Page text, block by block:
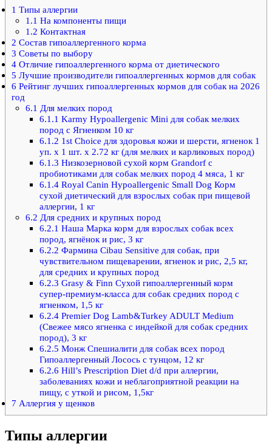
1 Типы аллергии
1.1 На компоненты пищи
1.2 Контактная
2 Состав гипоаллергенного корма
3 Советы по выбору
4 Отличие гипоаллергенного корма от диетического
5 Лучшие производители гипоаллергенных кормов для собак
6 Рейтинг лучших гипоаллергенных кормов для собак на 2026
год
6.1 Для мелких пород
6.1.1 Karmy Hypoallergenic Mini для собак мелких
пород с Ягненком 10 кг
6.1.2 1st Choice для здоровья кожи и шерсти, ягненок 1
уп. х 1 шт. х 2.72 кг (для мелких и карликовых пород)
6.1.3 Низкозерновой сухой корм Grandorf с
пробиотиками для собак мелких пород 4 мяса, 1 кг
6.1.4Royal Canin Hypoallergenic Small Dog Корм
сухой диетический для взрослых собак при пищевой
аллергии, 1 кг
6.2 Для средних и крупных пород
6.2.1 Наша Марка корм для взрослых собак всех
пород, ягнёнок и рис, 3 кг
6.2.2 Фармина Cibau Sensitive для собак, при
чувствительном пищеварении, ягненок и рис, 2,5 кг,
для средних и крупных пород
6.2.3 Grasy & Finn Сухой гипоаллергенный корм
супер-премиум-класса для собак средних пород с
ягненком, 1,5 кг
6.2.4Premier Dog Lamb&Turkey ADULT Medium
(Свежее мясо ягненка с индейкой для собак средних
пород), 3 кг
6.2.5 Монж Спешиалити для собак всех пород
Гипоаллергенный Лосось с тунцом, 12 кг
6.2.6 Нill’s Prescription Diet d/d при аллергии,
заболеваниях кожи и неблагоприятной реакции на
пищу, с уткой и рисом, 1,5кг
7 Аллергия у щенков
Типы аллергии